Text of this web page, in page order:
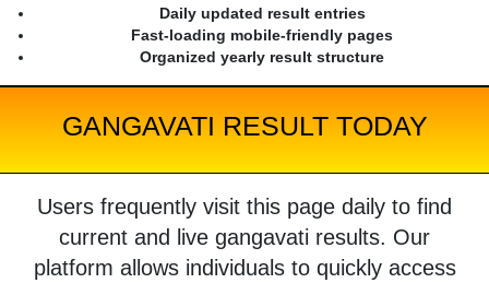
Daily updated result entries
Fast-loading mobile-friendly pages
Organized yearly result structure
GANGAVATI RESULT TODAY
Users frequently visit this page daily to find
current and live gangavati results. Our
platform allows individuals to quickly access